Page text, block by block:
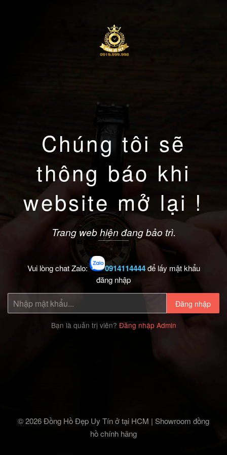
Chúng tôi sẽ
thông báo khi
website mở lại !
Trang web hiện đang bảo trì.
Vui lòng chat Zalo: 0914114444để lấy mật khẩu
đăng nhập
Đăng nhập
Bạn là quản trị viên? Đăng nhập Admin
© 2026 Đồng Hồ Đẹp Uy Tín ở tại HCM | Showroom đồng
hồ chính hãng‎